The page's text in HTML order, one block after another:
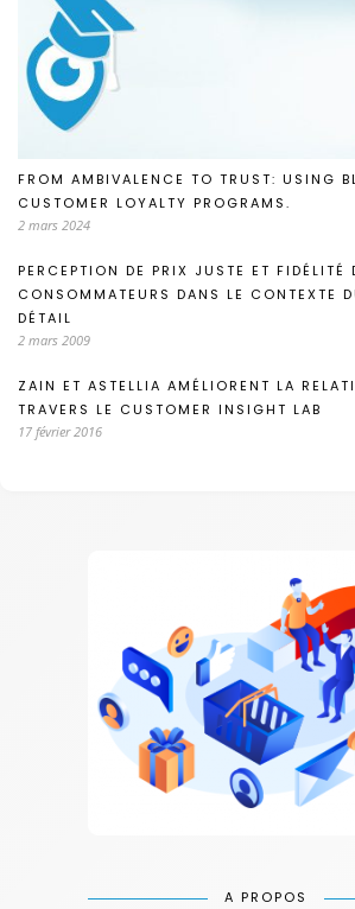
FROM AMBIVALENCE TO TRUST: USING
CUSTOMER LOYALTY PROGRAMS.
2 mars 2024
PERCEPTION DE PRIX JUSTE ET FIDÉLITÉ
CONSOMMATEURS DANS LE CONTEXTE
DÉTAIL
2 mars 2009
ZAIN ET ASTELLIA AMÉLIORENT LA
TRAVERS LE CUSTOMER INSIGHT LAB
17 février 2016
A PROPOS